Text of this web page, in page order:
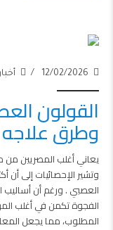
12/02/2026 أخبار
القولون
وطرق علاجه
يعاني أغلب المصريين
العصبي . ورغم أن أساليب
الفجوة تكمن في أغلب
المطلوب، مما يجعل